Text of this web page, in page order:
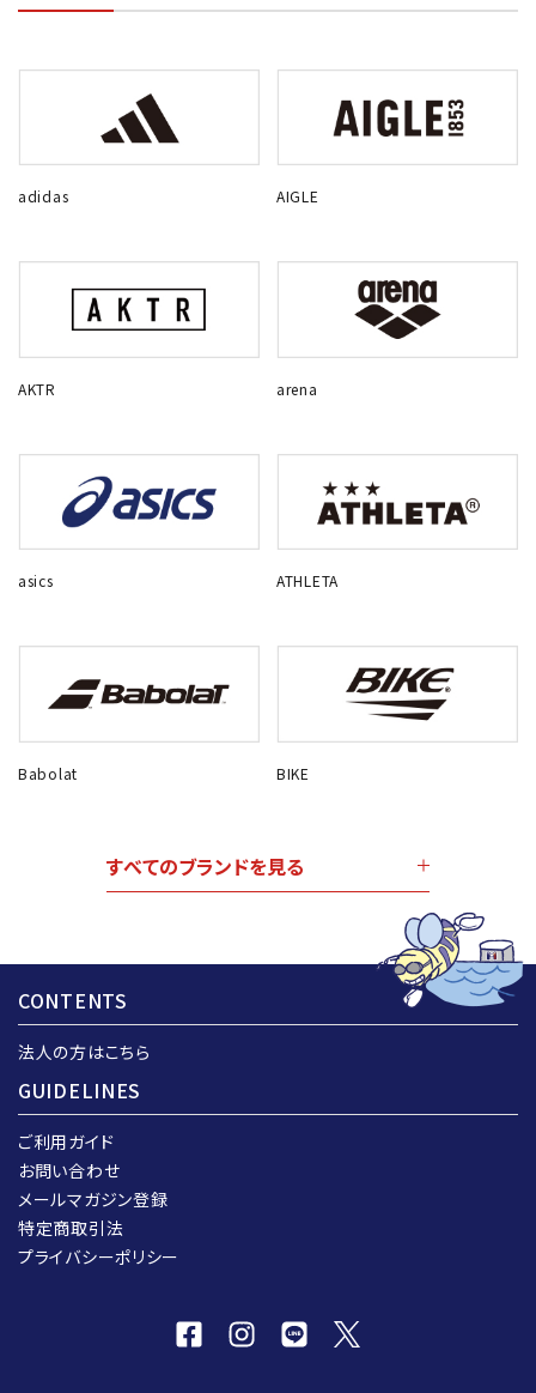
adidas AIGLE
AKTR arena
asics ATHLETA
Babolat BIKE
すべてのブランドを見る
CONTENTS
法人の方はこちら
GUIDELINES
ご利用ガイド
お問い合わせ
メールマガジン登録
特定商取引法
プライバシーポリシー